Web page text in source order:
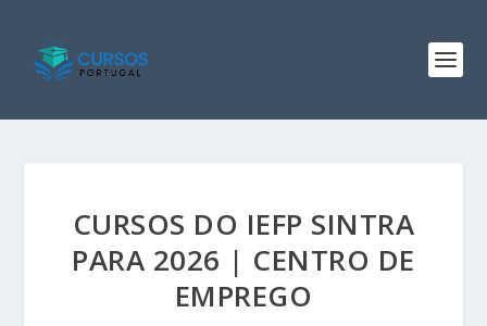
CURSOS DO IEFP SINTRA
PARA 2026 | CENTRO DE
EMPREGO